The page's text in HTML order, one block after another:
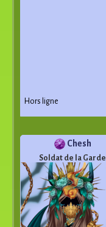
Hors ligne
Chesh
Soldat de la Garde